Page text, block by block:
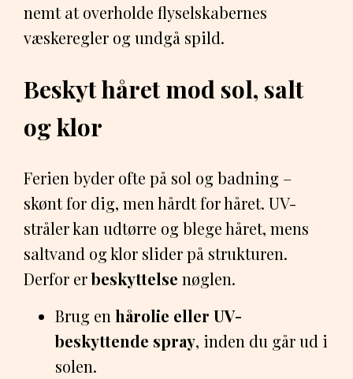
nemt at overholde flyselskabernes
væskeregler og undgå spild.
Beskyt håret mod sol, salt
og klor
Ferien byder ofte på sol og badning –
skønt for dig, men hårdt for håret. UV-
stråler kan udtørre og blege håret, mens
saltvand og klor slider på strukturen.
Derfor erbeskyttelse nøglen.
Brug en hårolie eller UV-
beskyttende spray, inden du går ud i
solen.